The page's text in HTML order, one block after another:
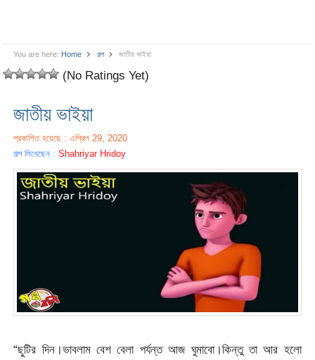
You are here: Home গল্প জাতীয় ভাইয়া
(No Ratings Yet)
জাতীয় ভাইয়া
প্রকাশিত হয়েছে : এপ্রিল 29, 2020
গল্প লিখেছেন :Shahriyar Hridoy
“ছুটির দিন।ভাবলাম বেশ বেলা পর্যন্ত আজ ঘুমাবো।কিন্তু তা আর হলো